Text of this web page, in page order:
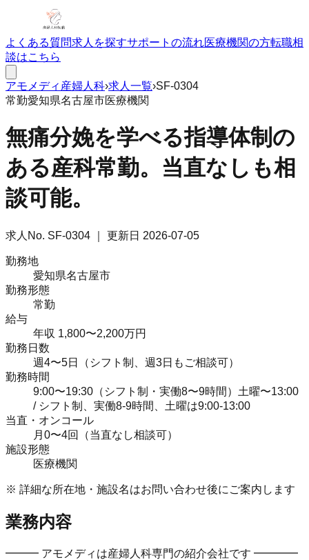
よくある質問求人を探すサポートの流れ医療機関の方転職相
談はこちら
アモメディ 産婦人科›求人一覧›SF-0304
常勤愛知県名古屋市医療機関
無痛分娩を学べる指導体制の
ある産科常勤。当直なしも相
談可能。
求人No. SF-0304 ｜ 更新日 2026-07-05
勤務地
愛知県名古屋市
勤務形態
常勤
給与
年収 1,800〜2,200万円
勤務日数
週4〜5日（シフト制、週3日もご相談可）
勤務時間
9:00〜19:30（シフト制・実働8〜9時間）土曜〜13:00
/ シフト制、実働8-9時間、土曜は9:00-13:00
当直・オンコール
月0〜4回（当直なし相談可）
施設形態
医療機関
※ 詳細な所在地・施設名はお問い合わせ後にご案内します
業務内容
━━━ アモメディは産婦人科専門の紹介会社です ━━━━